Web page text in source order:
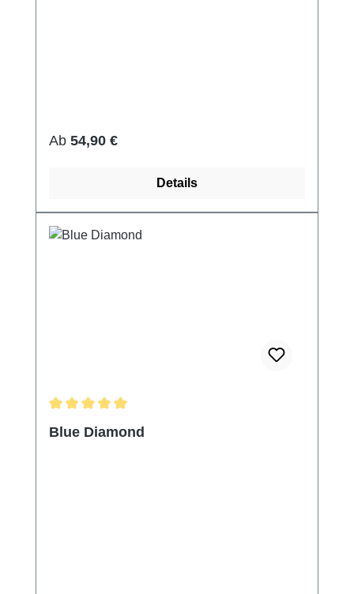
Regulärer Preis:
Ab 54,90 €
Details
Blue Diamond